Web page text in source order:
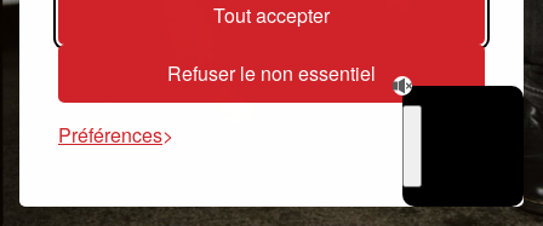
Tout accepter
Refuser le non essentiel
Préférences